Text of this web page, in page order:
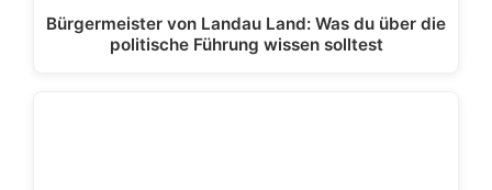
Bürgermeister von Landau Land: Was du über die
politische Führung wissen solltest